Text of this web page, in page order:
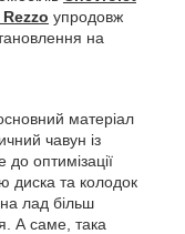
упродовж
на
матеріал
чавун із
оптимізації
диска та колодок
лад більш
А саме, така